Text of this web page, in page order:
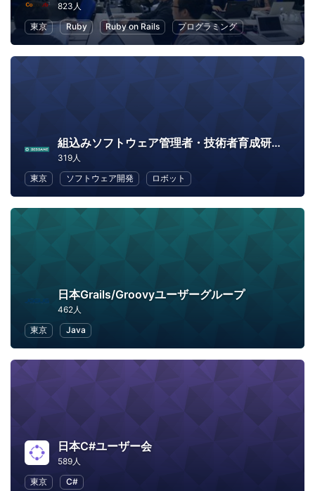
823人
東京
Ruby Ruby on Rails プログラミング
組込みソフトウェア管理者・技術者育成研究会（SESSAME）
319人
東京
ソフトウェア開発 ロボット
日本Grails/Groovyユーザーグループ
462人
東京
Java
日本C#ユーザー会
589人
東京
C#